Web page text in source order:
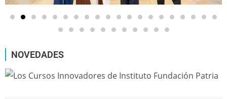
NOVEDADES